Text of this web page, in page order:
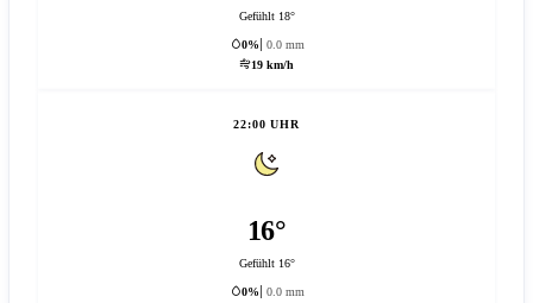
Gefühlt 18°
0%
0.0 mm
19 km/h
22:00 UHR
16°
Gefühlt 16°
0%
0.0 mm